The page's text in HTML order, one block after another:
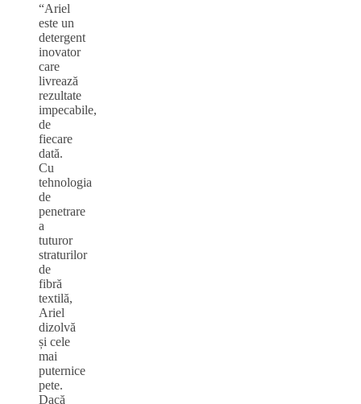
“Ariel
este un
detergent
inovator
care
livrează
rezultate
impecabile,
de
fiecare
dată.
Cu
tehnologia
de
penetrare
a
tuturor
straturilor
de
fibră
textilă,
Ariel
dizolvă
și cele
mai
puternice
pete.
Dacă